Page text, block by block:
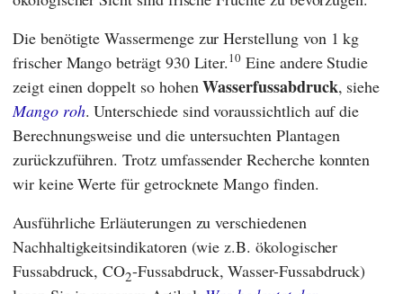
Die benötigte Wassermenge zur Herstellung von 1 kg
frischer Mango beträgt 930 Liter.10 Eine andere Studie
zeigt einen doppelt so hohenWasserfussabdruck, siehe
Mango roh. Unterschiede sind voraussichtlich auf die
Berechnungsweise und die untersuchten Plantagen
zurückzuführen. Trotz umfassender Recherche konnten
wir keine Werte für getrocknete Mango finden.
Ausführliche Erläuterungen zu verschiedenen
Nachhaltigkeitsindikatoren (wie z.B. ökologischer
Fussabdruck, CO2-Fussabdruck, Wasser-Fussabdruck)